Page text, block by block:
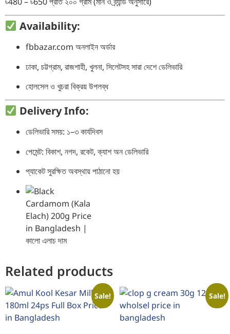
Availability:
fbbazar.com অনলাইন অর্ডার
ঢাকা, চট্টগ্রাম, রাজশাহী, খুলনা, সিলেটসহ সারা দেশে ডেলিভারি
হোলসেল ও খুচরা বিক্রয় উপলব্ধ
Delivery Info:
ডেলিভারি সময়: ১–৩ কার্যদিবস
পেমেন্ট: বিকাশ, নগদ, রকেট, ক্যাশ অন ডেলিভারি
প্যাকেট সুরক্ষিত অবস্থায় পাঠানো হয়
Related products
Sale! Sale!